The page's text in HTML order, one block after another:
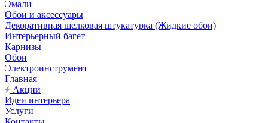
Эмали
Обои и аксессуары
Декоративная шелковая штукатурка (Жидкие обои)
Интерьерный багет
Карнизы
Обои
Электроинструмент
Главная
Акции
Идеи интерьера
Услуги